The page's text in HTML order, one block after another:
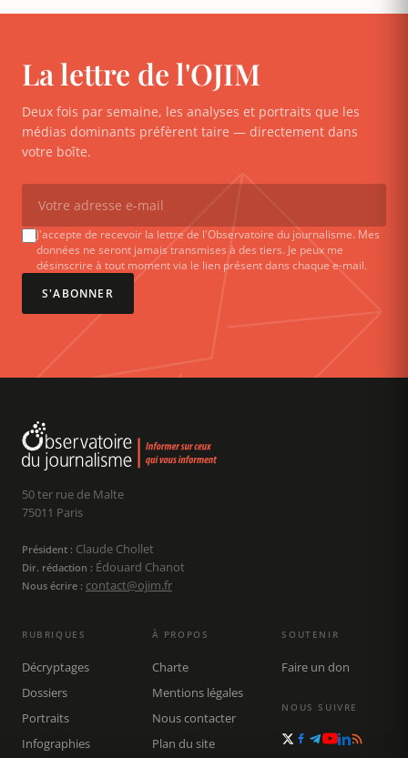
La lettre de l'OJIM
Deux fois par semaine, les analyses et portraits que les
médias dominants préfèrent taire — directement dans
votre boîte.
J'accepte de recevoir la lettre de l'Observatoire du journalisme. Mes
données ne seront jamais transmises à des tiers. Je peux me
désinscrire à tout moment via le lien présent dans chaque e-mail.
S'ABONNER
50 ter rue de Malte
75011 Paris
Président : Claude Chollet
Dir. rédaction : Édouard Chanot
Nous écrire : contact@ojim.fr
RUBRIQUES
Décryptages
Dossiers
Portraits
Infographies
À PROPOS
Charte
Mentions légales
Nous contacter
Plan du site
SOUTENIR
Faire un don
NOUS SUIVRE